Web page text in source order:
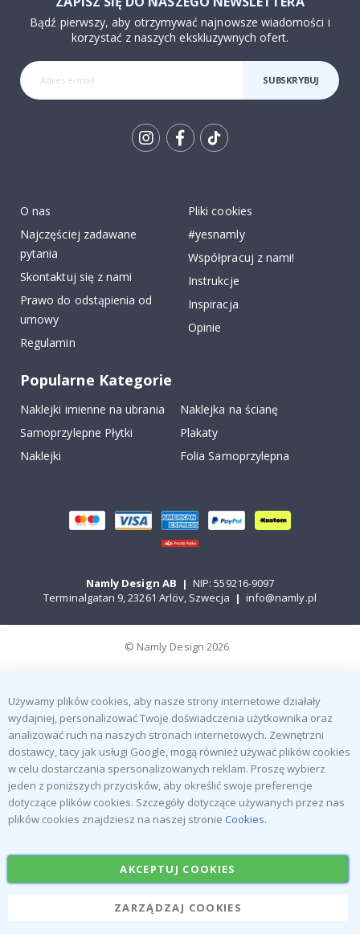
Bądź pierwszy, aby otrzymywać najnowsze wiadomości i
korzystać z naszych ekskluzywnych ofert.
SUBSKRYBUJ
O nas
Najczęściej zadawane
pytania
Skontaktuj się z nami
Prawo do odstąpienia od
umowy
Regulamin
Pliki cookies
#yesnamly
Współpracuj z nami!
Instrukcje
Inspiracja
Opinie
Popularne Kategorie
Naklejki imienne na ubrania
Naklejka na ścianę
Samoprzylepne Płytki
Plakaty
Naklejki
Folia Samoprzylepna
Namly Design AB | NIP: 559216-9097
Terminalgatan 9, 23261 Arlöv, Szwecja | info@namly.pl
© Namly Design 2026
Używamy plików cookies, aby nasze strony internetowe działały
wydajniej, personalizować Twoje doświadczenia użytkownika oraz
analizować ruch na naszych stronach internetowych. Zewnętrzni
dostawcy, tacy jak usługi Google, mogą również używać plików cookies
w celu dostarczania spersonalizowanych reklam. Proszę wybierz
jeden z poniższych przycisków, aby określić swoje preferencje
dotyczące plików cookies. Szczegóły dotyczące używanych przez nas
plików cookies znajdziesz na naszej stronie Cookies.
AKCEPTUJ COOKIES
ZARZĄDZAJ COOKIES